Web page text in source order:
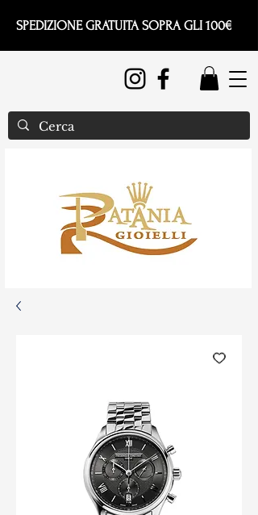
SPEDIZIONE GRATUITA SOPRA GLI 100€